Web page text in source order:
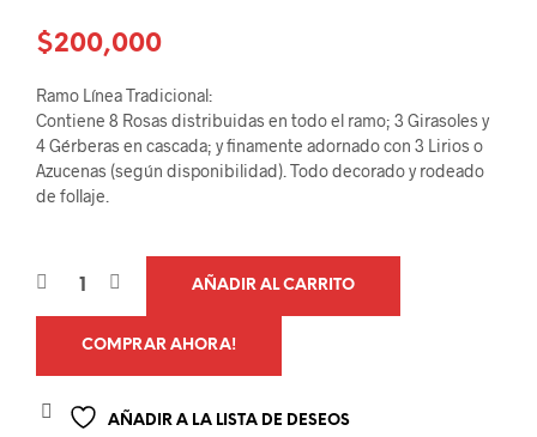
$200,000
Ramo Línea Tradicional:
Contiene 8 Rosas distribuidas en todo el ramo; 3 Girasoles y
4 Gérberas en cascada; y finamente adornado con 3 Lirios o
Azucenas (según disponibilidad). Todo decorado y rodeado
de follaje.
AÑADIR AL CARRITO
COMPRAR AHORA!
AÑADIR A LA LISTA DE DESEOS